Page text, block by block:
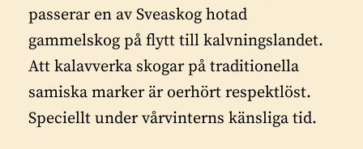
passerar en av Sveaskog hotad
gammelskog på flytt till kalvningslandet.
Att kalavverka skogar på traditionella
samiska marker är oerhört respektlöst.
Speciellt under vårvinterns känsliga tid.